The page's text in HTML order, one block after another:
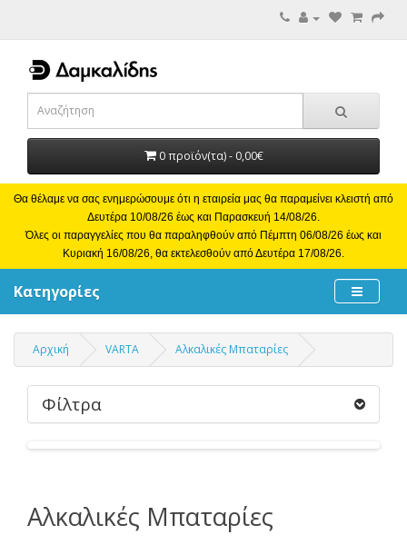
0 προϊόν(τα) - 0,00€
Θα θέλαμε να σας ενημερώσουμε ότι η εταιρεία μας θα παραμείνει κλειστή από
Δευτέρα 10/08/26 έως και Παρασκευή 14/08/26.
Όλες οι παραγγελίες που θα παραληφθούν από Πέμπτη 06/08/26 έως και
Κυριακή 16/08/26, θα εκτελεσθούν από Δευτέρα 17/08/26.
Κατηγορίες
Αρχική VARTA Αλκαλικές Μπαταρίες
Φίλτρα
Αλκαλικές Μπαταρίες